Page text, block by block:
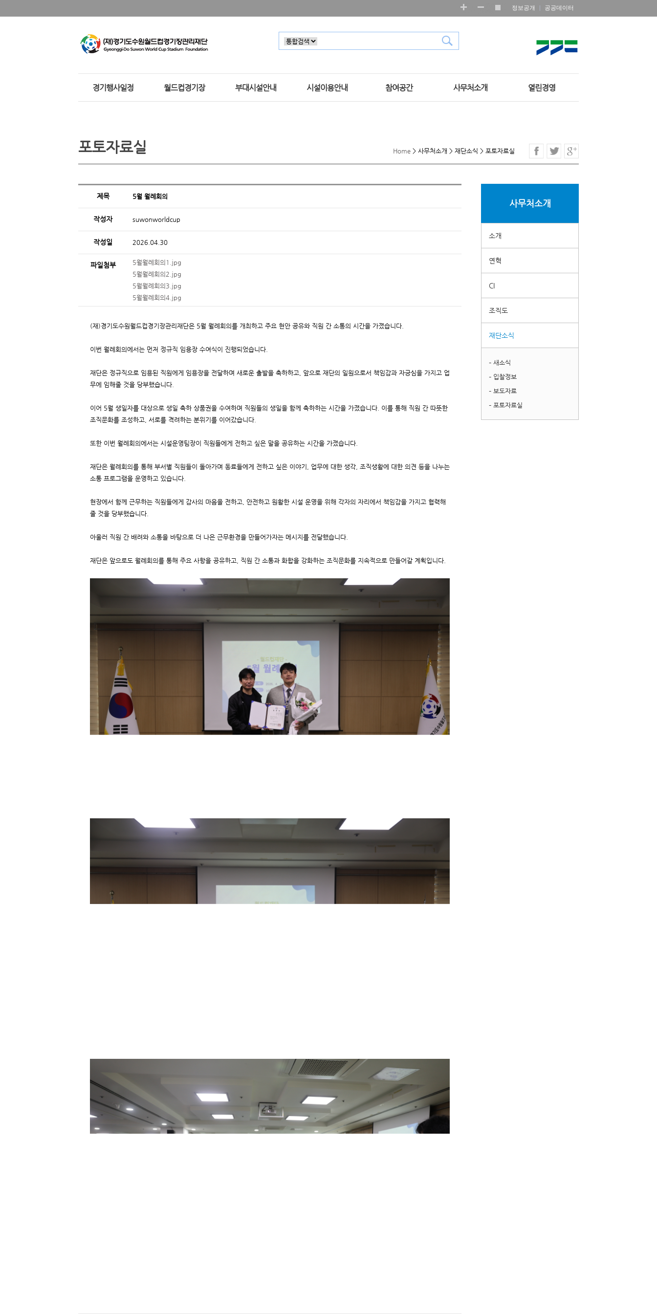
정보공개 공공데이터
경기행사일정 월드컵경기장 부대시설안내 시설이용안내 참여공간 사무처소개 열린경영
Home > 사무처소개 > 재단소식 > 포토자료실
포토자료실
사무처소개
소개
연혁
CI
조직도
재단소식
– 새소식
– 입찰정보
– 보도자료
– 포토자료실
제목 5월 월례회의
작성자 suwonworldcup
작성일 2026.04.30
파일첨부
5월월례회의1.jpg
5월월례회의2.jpg
5월월례회의3.jpg
5월월례회의4.jpg
(재)경기도수원월드컵경기장관리재단은 5월 월례회의를 개최하고 주요 현안 공유와 직원 간 소통의 시간을 가졌습니다.
이번 월례회의에서는 먼저 정규직 임용장 수여식이 진행되었습니다.
재단은 정규직으로 임용된 직원에게 임용장을 전달하며 새로운 출발을 축하하고, 앞으로 재단의 일원으로서 책임감과 자긍심을 가지고 업
무에 임해줄 것을 당부했습니다.
이어 5월 생일자를 대상으로 생일 축하 상품권을 수여하며 직원들의 생일을 함께 축하하는 시간을 가졌습니다. 이를 통해 직원 간 따뜻한
조직문화를 조성하고, 서로를 격려하는 분위기를 이어갔습니다.
또한 이번 월례회의에서는 시설운영팀장이 직원들에게 전하고 싶은 말을 공유하는 시간을 가졌습니다.
재단은 월례회의를 통해 부서별 직원들이 돌아가며 동료들에게 전하고 싶은 이야기, 업무에 대한 생각, 조직생활에 대한 의견 등을 나누는
소통 프로그램을 운영하고 있습니다.
현장에서 함께 근무하는 직원들에게 감사의 마음을 전하고, 안전하고 원활한 시설 운영을 위해 각자의 자리에서 책임감을 가지고 협력해
줄 것을 당부했습니다.
아울러 직원 간 배려와 소통을 바탕으로 더 나은 근무환경을 만들어가자는 메시지를 전달했습니다.
재단은 앞으로도 월례회의를 통해 주요 사항을 공유하고, 직원 간 소통과 화합을 강화하는 조직문화를 지속적으로 만들어갈 계획입니다.